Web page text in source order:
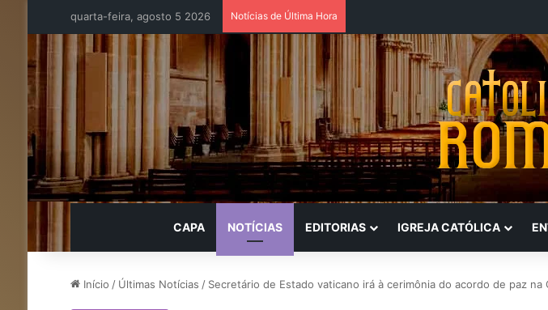
quarta-feira, agosto 5 2026 Notícias de Última Hora
CAPA NOTÍCIAS EDITORIAS IGREJA CATÓLICA
Início / Últimas Notícias / Secretário de Estado vaticano irá à cerimônia do acordo de paz na